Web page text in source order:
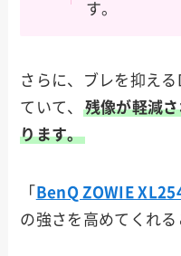
す。
さらに、ブレを抑え
ていて、
残像が軽減
ります。
「 BenQ ZOWIE
の強さを高めてくれる